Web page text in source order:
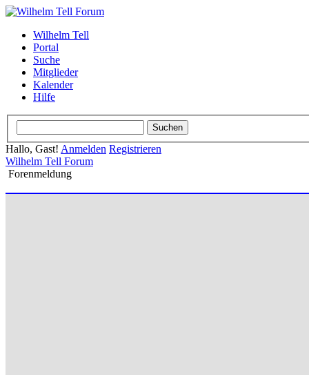
Wilhelm Tell
Portal
Suche
Mitglieder
Kalender
Hilfe
Hallo, Gast! Anmelden Registrieren
Wilhelm Tell Forum
Forenmeldung